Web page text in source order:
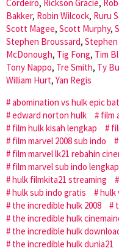
Cordeiro, Rickson Gracie,
Bakker, Robin Wilcock, Ruru
Scott Magee, Scott Murphy,
Stephen Broussard,
McDonough, Tig Fong, Tim
Tony Nappo, Tre Smith, Ty
William Hurt, Yan Regis
abomination vs hulk epic
edward norton hulk
film
film hulk kisah lengkap
film marvel 2008 sub indo
film marvel lk21 rebahin
film marvel sub indo lengkap
hulk filmkita21 streaming
hulk sub indo gratis
hulk
the incredible hulk 2008
the incredible hulk
the incredible hulk
the incredible hulk dunia21